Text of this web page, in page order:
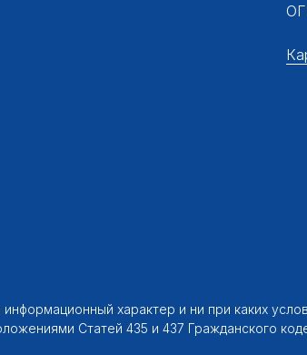
характер и ни при каких
Статей 435 и 437 Гражданского